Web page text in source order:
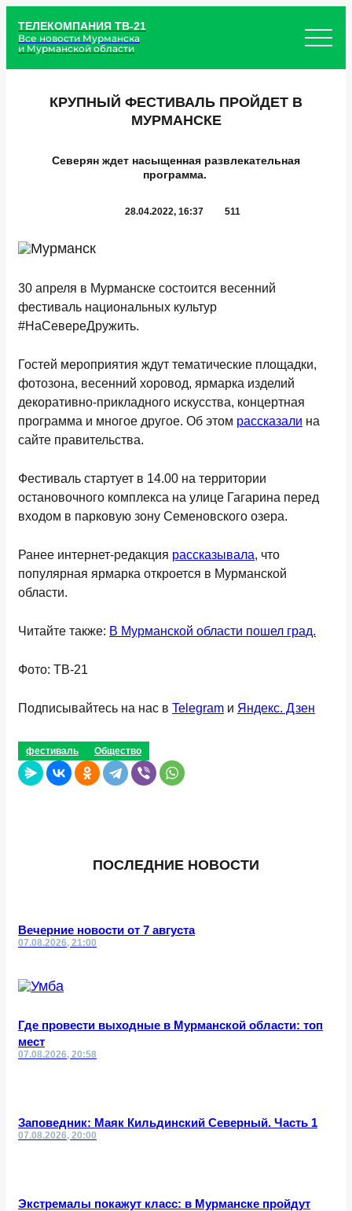
ТЕЛЕКОМПАНИЯ ТВ-21
Все новости Мурманска
и Мурманской области
КРУПНЫЙ ФЕСТИВАЛЬ ПРОЙДЕТ В
МУРМАНСКЕ
Северян ждет насыщенная развлекательная
программа.
28.04.2022, 16:37 511
30 апреля в Мурманске состоится весенний
фестиваль национальных культур
#НаСевереДружить.
Гостей мероприятия ждут тематические площадки,
фотозона, весенний хоровод, ярмарка изделий
декоративно-прикладного искусства, концертная
программа и многое другое. Об этом рассказали на
сайте правительства.
Фестиваль стартует в 14.00 на территории
остановочного комплекса на улице Гагарина перед
входом в парковую зону Семеновского озера.
Ранее интернет-редакция рассказывала, что
популярная ярмарка откроется в Мурманской
области.
Читайте также: В Мурманской области пошел град.
Фото: ТВ-21
Подписывайтесь на нас в Telegram и Яндекс. Дзен
фестиваль Общество
ПОСЛЕДНИЕ НОВОСТИ
Вечерние новости от 7 августа
07.08.2026, 21:00
Где провести выходные в Мурманской области: топ
мест
07.08.2026, 20:58
Заповедник: Маяк Кильдинский Северный. Часть 1
07.08.2026, 20:00
Экстремалы покажут класс: в Мурманске пройдут